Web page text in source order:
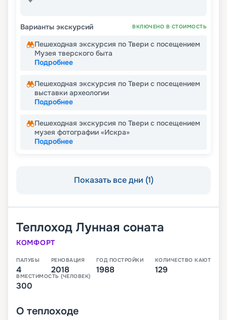
Варианты экскурсий ВКЛЮЧЕНО В СТОИМОСТЬ
Пешеходная экскурсия по Твери с посещением
Музея тверского быта
Подробнее
Пешеходная экскурсия по Твери с посещением
выставки археологии
Подробнее
Пешеходная экскурсия по Твери с посещением
музея фотографии «Искра»
Подробнее
Показать все дни (1)
Теплоход Лунная соната
КОМФОРТ
ПАЛУБЫ
4
РЕНОВАЦИЯ
2018
ГОД ПОСТРОЙКИ
1988
КОЛИЧЕСТВО КАЮТ
129
ВМЕСТИМОСТЬ (ЧЕЛОВЕК)
300
О теплоходе